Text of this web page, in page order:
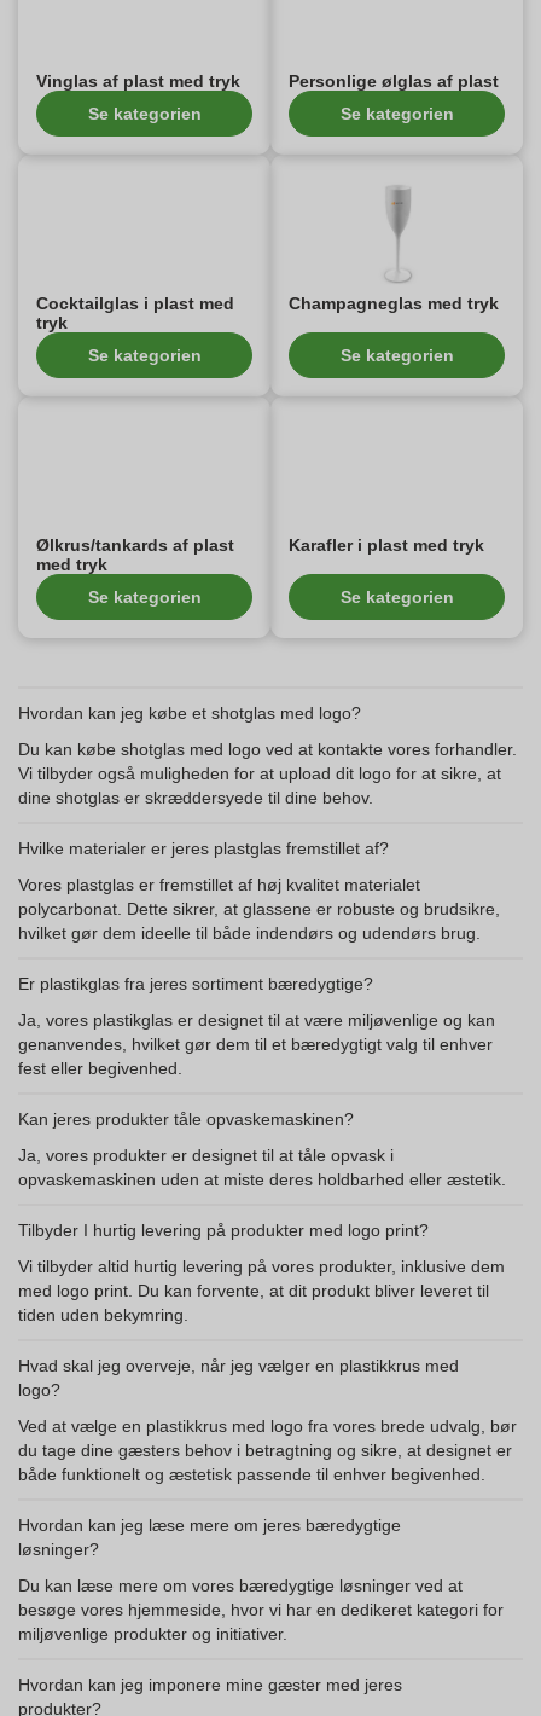
Vinglas af plast med tryk
Se kategorien
Personlige ølglas af plast
Se kategorien
Cocktailglas i plast med
tryk
Se kategorien
Champagneglas med tryk
Se kategorien
Ølkrus/tankards af plast
med tryk
Se kategorien
Karafler i plast med tryk
Se kategorien
Hvordan kan jeg købe et shotglas med logo?
Du kan købe shotglas med logo ved at kontakte vores forhandler.
Vi tilbyder også muligheden for at upload dit logo for at sikre, at
dine shotglas er skræddersyede til dine behov.
Hvilke materialer er jeres plastglas fremstillet af?
Vores plastglas er fremstillet af høj kvalitet materialet
polycarbonat. Dette sikrer, at glassene er robuste og brudsikre,
hvilket gør dem ideelle til både indendørs og udendørs brug.
Er plastikglas fra jeres sortiment bæredygtige?
Ja, vores plastikglas er designet til at være miljøvenlige og kan
genanvendes, hvilket gør dem til et bæredygtigt valg til enhver
fest eller begivenhed.
Kan jeres produkter tåle opvaskemaskinen?
Ja, vores produkter er designet til at tåle opvask i
opvaskemaskinen uden at miste deres holdbarhed eller æstetik.
Tilbyder I hurtig levering på produkter med logo print?
Vi tilbyder altid hurtig levering på vores produkter, inklusive dem
med logo print. Du kan forvente, at dit produkt bliver leveret til
tiden uden bekymring.
Hvad skal jeg overveje, når jeg vælger en plastikkrus med
logo?
Ved at vælge en plastikkrus med logo fra vores brede udvalg, bør
du tage dine gæsters behov i betragtning og sikre, at designet er
både funktionelt og æstetisk passende til enhver begivenhed.
Hvordan kan jeg læse mere om jeres bæredygtige
løsninger?
Du kan læse mere om vores bæredygtige løsninger ved at
besøge vores hjemmeside, hvor vi har en dedikeret kategori for
miljøvenlige produkter og initiativer.
Hvordan kan jeg imponere mine gæster med jeres
produkter?